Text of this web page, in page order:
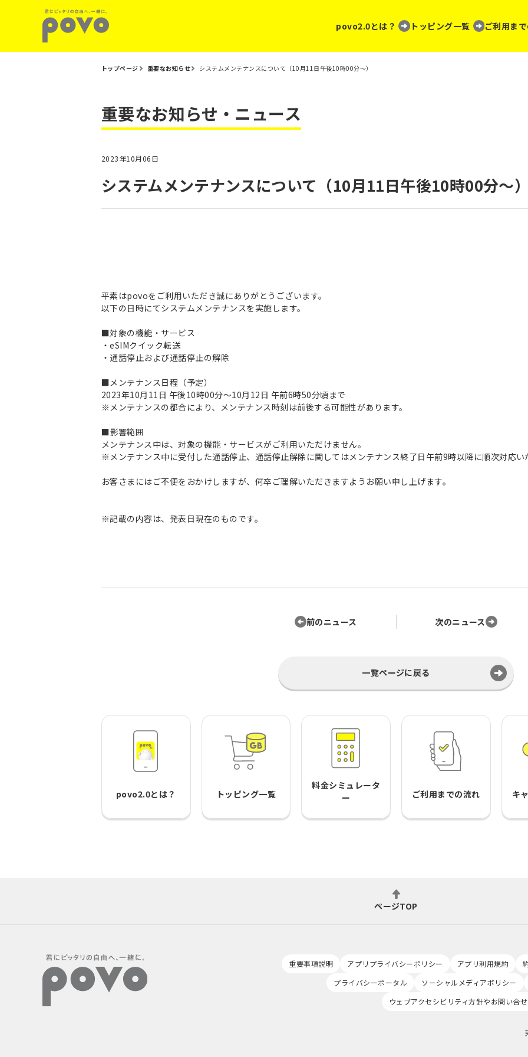
povo2.0とは？ トッピング一覧 ご利用ま
トップページ 重要なお知らせ システムメンテナンスについて（10月11日午後10時00分～）
重要なお知らせ・ニュース
2023年10月06日
システムメンテナンスについて（10月11日午後10時00分～）
平素はpovoをご利用いただき誠にありがとうございます。
以下の日時にてシステムメンテナンスを実施します。
■対象の機能・サービス
・eSIMクイック転送
・通話停止および通話停止の解除
■メンテナンス日程（予定）
2023年10月11日 午後10時00分～10月12日 午前6時50分頃まで
※メンテナンスの都合により、メンテナンス時刻は前後する可能性があります。
■影響範囲
メンテナンス中は、対象の機能・サービスがご利用いただけません。
※メンテナンス中に受付した通話停止、通話停止解除に関してはメンテナンス終了日午前9時以降に順次対応い
お客さまにはご不便をおかけしますが、何卒ご理解いただきますようお願い申し上げます。
※記載の内容は、発表日現在のものです。
前のニュース 次のニュース
一覧ページに戻る
povo2.0とは？ トッピング一覧
料金シミュレータ
ー
ご利用までの流れ キ
ページTOP
重要事項説明 アプリプライバシーポリシー アプリ利用規約
プライバシーポータル
ソーシャルメディアポリシー
ウェブアクセシビリティ方針やお問い合